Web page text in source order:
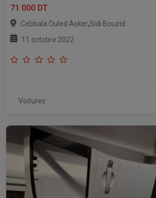
71 000 DT
Cebbala Ouled Asker,Sidi Bouzid
11 octobre 2022
Voitures